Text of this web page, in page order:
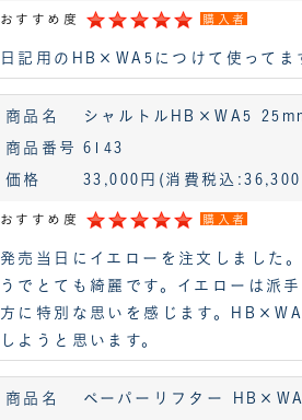
おすすめ度 購入者
日記用のHB×WA5につけて使ってま
商品名 シャルトルHB×WA5
商品番号 6143
価格 33,000円 (消費税込:36,300
おすすめ度 購入者
発売当日にイエローを注文しました
うでとても綺麗です。イエローは派
方に特別な思いを感じます。
しようと思います。
商品名 ペーパーリフター